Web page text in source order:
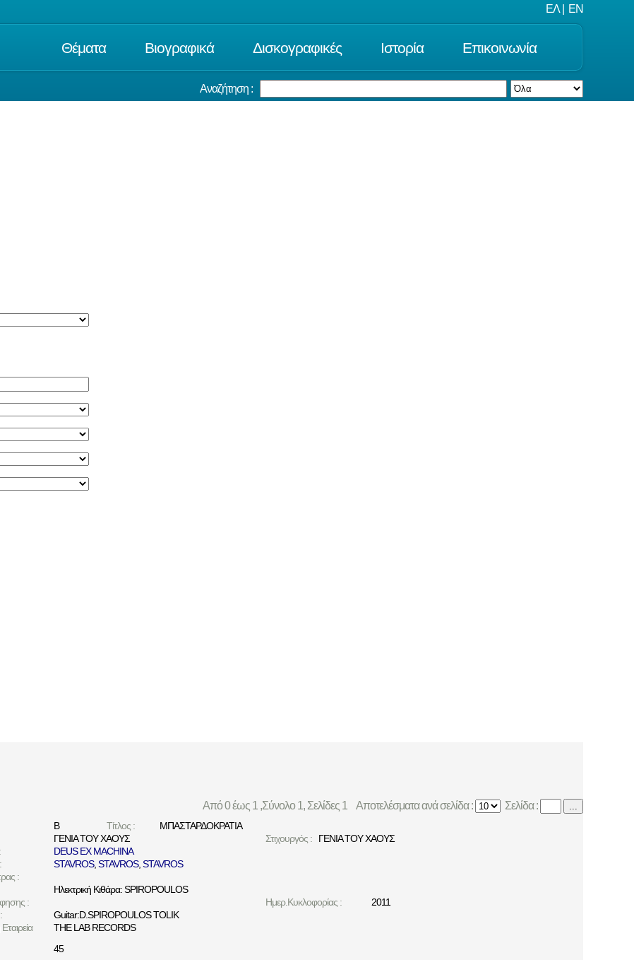
ΕΛ EN
Θέματα Βιογραφικά Δισκογραφικές Ιστορία Επικοινωνία
Αναζήτηση :
Από 0 έως 1 ,Σύνολο 1, Σελίδες 1 Αποτελέσματα ανά σελίδα : Σελίδα : ...
B Τίτλος :
ΜΠΑΣΤΑΡΔΟΚΡΑΤΙΑ
ΓΕΝΙΑ ΤΟΥ ΧΑΟΥΣ Στιχουργός :
ΓΕΝΙΑ ΤΟΥ ΧΑΟΥΣ
DEUS EX MACHINA
STAVROS, STAVROS, STAVROS
:
Ηλεκτρική Κιθάρα: SPIROPOULOS
:
Ημερ.Κυκλοφορίας :
2011
Guitar:D.SPIROPOULOS TOLIK
THE LAB RECORDS
45